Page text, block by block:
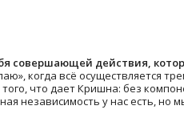
совершающей действия,
когда всё осуществляется
что дает Кришна: без
независимость у нас есть, но